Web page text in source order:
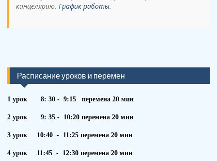
канцелярию. График работы.
Расписание уроков и перемен
1 урок 8: 30 - 9:15 перемена 20 мин
2 урок 9: 35 - 10:20 перемена 20 мин
3 урок 10:40 - 11:25 перемена 20 мин
4 урок 11:45 - 12:30 перемена 20 мин